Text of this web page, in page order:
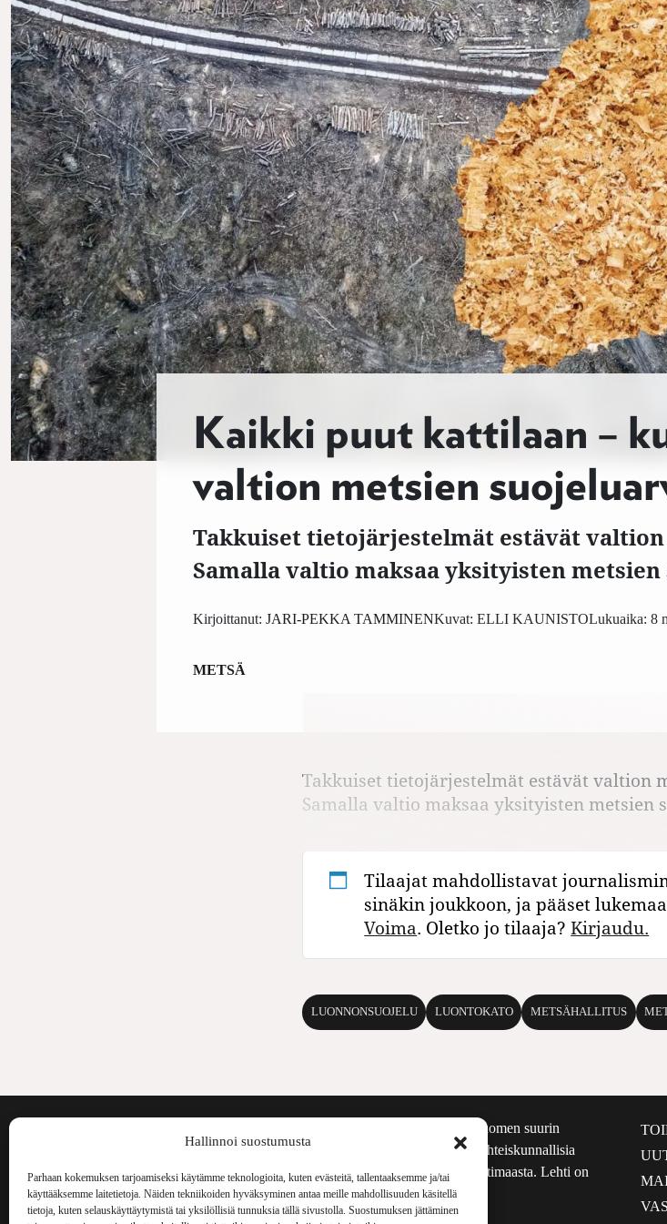
Hallinnoi suostumusta
Parhaan kokemuksen tarjoamiseksi käytämme teknologioita, kuten evästeitä, tallentaaksemme ja/tai
käyttääksemme laitetietoja. Näiden tekniikoiden hyväksyminen antaa meille mahdollisuuden käsitellä
tietoja, kuten selauskäyttäytymistä tai yksilöllisiä tunnuksia tällä sivustolla. Suostumuksen jättäminen
Kaikki puut kattilaan –
valtion metsien
Takkuiset tietojärjestelmät estävät
Samalla valtio maksaa yksityisten
Kirjoittanut: JARI-PEKKA TAMMINENKuvat: ELLI KAUNISTOLukuaika: 8
METSÄ
Takkuiset tietojärjestelmät estävät valtion
Samalla valtio maksaa yksityisten metsien
Tilaajat mahdollistavat
sinäkin joukkoon, ja pääset
Voima. Oletko jo tilaaja?Kirjaudu.
LUONNONSUOJELU LUONTOKATO METSÄHALLITUS
Voima Kustannus
Vellamonkatu 30 B 3 krs.
Voima on painosmäärältään Suomen suurin
kulttuurilehti. Se nostaa esiin yhteiskunnallisia
aiheita niin maailmalta kuin kotimaasta. Lehti on
ilmestynyt vuodesta 1999.